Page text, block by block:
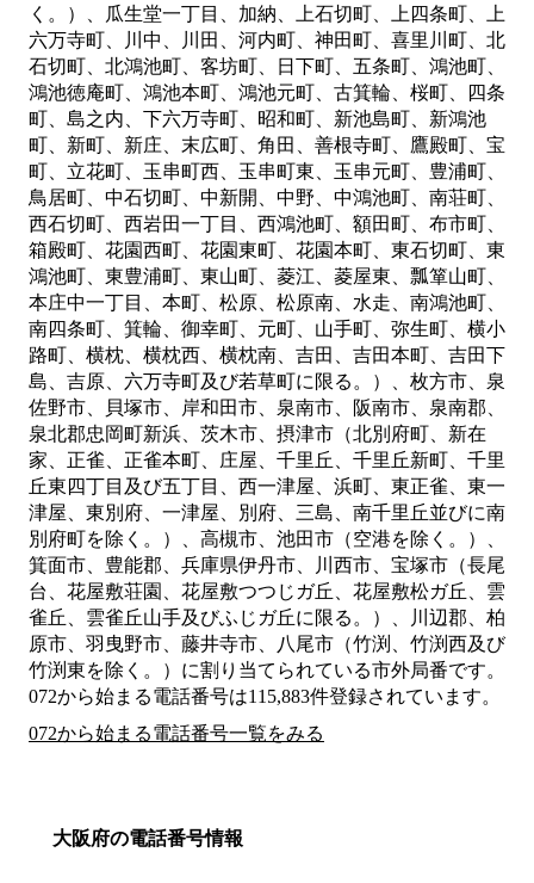
く。）、瓜生堂一丁目、加納、上石切町、上四条町、上
六万寺町、川中、川田、河内町、神田町、喜里川町、北
石切町、北鴻池町、客坊町、日下町、五条町、鴻池町、
鴻池徳庵町、鴻池本町、鴻池元町、古箕輪、桜町、四条
町、島之内、下六万寺町、昭和町、新池島町、新鴻池
町、新町、新庄、末広町、角田、善根寺町、鷹殿町、宝
町、立花町、玉串町西、玉串町東、玉串元町、豊浦町、
鳥居町、中石切町、中新開、中野、中鴻池町、南荘町、
西石切町、西岩田一丁目、西鴻池町、額田町、布市町、
箱殿町、花園西町、花園東町、花園本町、東石切町、東
鴻池町、東豊浦町、東山町、菱江、菱屋東、瓢箪山町、
本庄中一丁目、本町、松原、松原南、水走、南鴻池町、
南四条町、箕輪、御幸町、元町、山手町、弥生町、横小
路町、横枕、横枕西、横枕南、吉田、吉田本町、吉田下
島、吉原、六万寺町及び若草町に限る。）、枚方市、泉
佐野市、貝塚市、岸和田市、泉南市、阪南市、泉南郡、
泉北郡忠岡町新浜、茨木市、摂津市（北別府町、新在
家、正雀、正雀本町、庄屋、千里丘、千里丘新町、千里
丘東四丁目及び五丁目、西一津屋、浜町、東正雀、東一
津屋、東別府、一津屋、別府、三島、南千里丘並びに南
別府町を除く。）、高槻市、池田市（空港を除く。）、
箕面市、豊能郡、兵庫県伊丹市、川西市、宝塚市（長尾
台、花屋敷荘園、花屋敷つつじガ丘、花屋敷松ガ丘、雲
雀丘、雲雀丘山手及びふじガ丘に限る。）、川辺郡、柏
原市、羽曳野市、藤井寺市、八尾市（竹渕、竹渕西及び
竹渕東を除く。） に割り当てられている市外局番です。
072から始まる電話番号は115,883件登録されています。
072から始まる電話番号一覧をみる
大阪府の電話番号情報